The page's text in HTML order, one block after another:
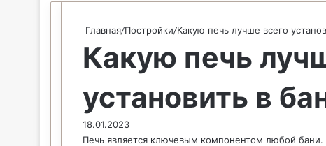
Главная/Постройки/Какую печь лучше всего
Какую печь
установить в
18.01.2023
Печь является ключевым компонентом любой